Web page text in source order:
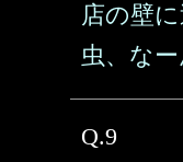
店の壁
虫、なー
Q.9